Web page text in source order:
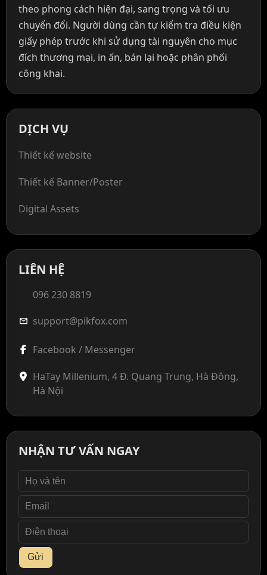
theo phong cách hiện đại, sang trọng và tối ưu
chuyển đổi. Người dùng cần tự kiểm tra điều kiện
giấy phép trước khi sử dụng tài nguyên cho mục
đích thương mại, in ấn, bán lại hoặc phân phối
công khai.
DỊCH VỤ
Thiết kế website
Thiết kế Banner/Poster
Digital Assets
LIÊN HỆ
096 230 8819
mail support@pikfox.com
Facebook / Messenger
HaTay Millenium, 4 Đ. Quang Trung, Hà Đông,
Hà Nội
NHẬN TƯ VẤN NGAY
Gửi